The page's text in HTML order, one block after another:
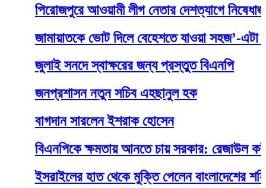
পিরোজপুরে আওয়ামী লীগ নেতার দেশত্যাগে নিষেধাজ্ঞা
জামায়াতকে ভোট দিলে বেহেশতে যাওয়া সহজ’-এটা
জুলাই সনদে স্বাক্ষরের জন্য প্রস্তুত বিএনপি
জনপ্রশাসন নতুন সচিব এহছানুল হক
বাগদান সারলেন ইশরাক হোসেন
বিএনপিকে ক্ষমতায় আনতে চায় সরকার: রেজাউল করীম
ইসরাইলের হাত থেকে মুক্তি পেলেন বাংলাদেশের শহিদুল